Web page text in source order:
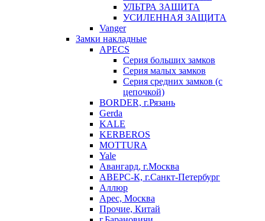
УЛЬТРА ЗАЩИТА
УСИЛЕННАЯ ЗАЩИТА
Vanger
Замки накладные
APECS
Серия больших замков
Серия малых замков
Серия средних замков (с
цепочкой)
BORDER, г.Рязань
Gerda
KALE
KERBEROS
MOTTURA
Yale
Авангард, г.Москва
АВЕРС-К, г.Санкт-Петербург
Аллюр
Арес, Москва
Прочие, Китай